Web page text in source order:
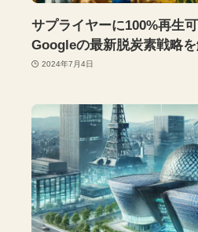
サプライヤーに100%再生
Googleの最新脱炭素戦略を
2024年7月4日